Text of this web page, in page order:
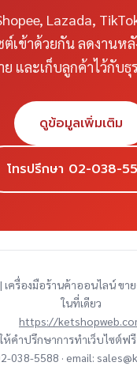
Lazada,
ต์เข้าด้วยกัน ลดงานห
ย และเก็บลูกค้าไว้กับ
ดูข้อมูลเพิ่มเติม
โทรปรึกษา 02-038-
| เครื่องมือร้านค้าออนไลน์ ขา
ในที่เดียว
https://
ห้คำปรึกษาการทำเว็บไซต์ฟ
038-5588 · email: